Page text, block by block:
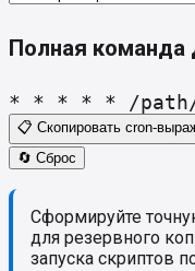
Полная команда
* * * * * /
📋 Скопировать cron-
🔄 Сброс
Сформируйте
для резервного
запуска скриптов